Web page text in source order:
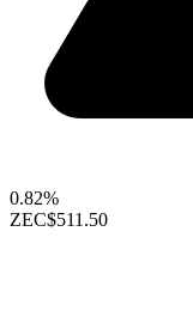
0.82%
ZEC$511.50